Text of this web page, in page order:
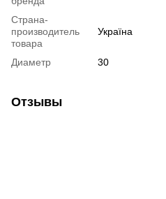
Страна-
производитель
товара
Україна
Диаметр 30
Отзывы